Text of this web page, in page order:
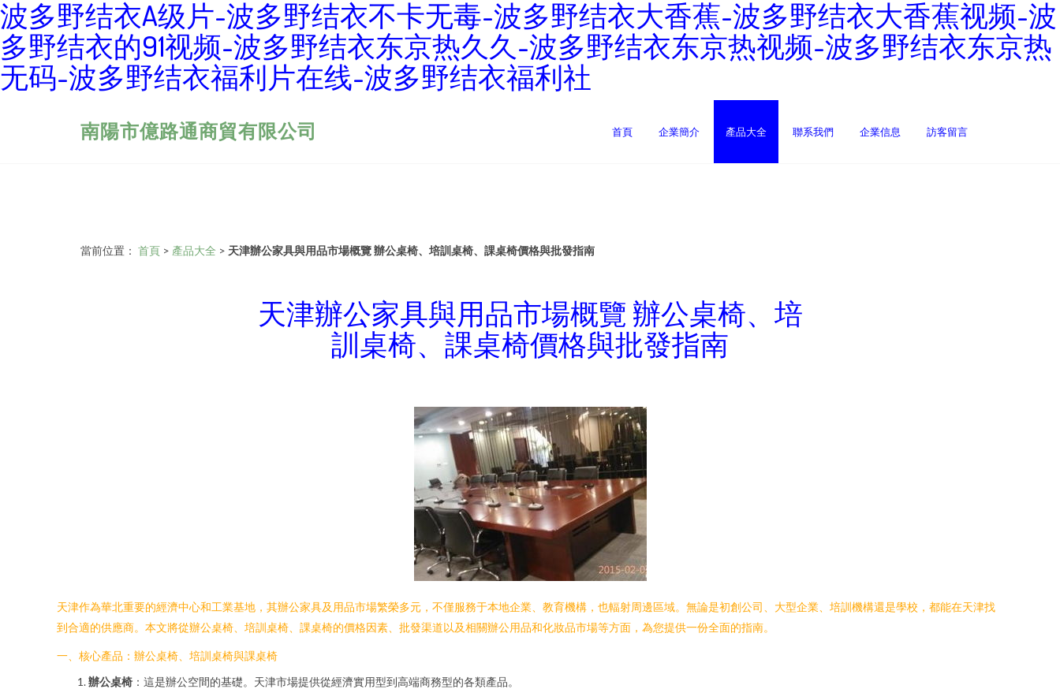
波多野结衣A级片-波多野结衣不卡无毒-波多野结衣大香蕉-波多野结衣大香蕉视频-波
多野结衣的91视频-波多野结衣东京热久久-波多野结衣东京热视频-波多野结衣东京热
无码-波多野结衣福利片在线-波多野结衣福利社
南陽市億路通商貿有限公司 首頁 企業簡介 產品大全 聯系我們 企業信息 訪客留言
當前位置： 首頁 > 產品大全 > 天津辦公家具與用品市場概覽 辦公桌椅、培訓桌椅、課桌椅價格與批發指南
天津辦公家具與用品市場概覽 辦公桌椅、培
訓桌椅、課桌椅價格與批發指南
天津作為華北重要的經濟中心和工業基地，其辦公家具及用品市場繁榮多元，不僅服務于本地企業、教育機構，也輻射周邊區域。無論是初創公司、大型企業、培訓機構還是學校，都能在天津找
到合適的供應商。本文將從辦公桌椅、培訓桌椅、課桌椅的價格因素、批發渠道以及相關辦公用品和化妝品市場等方面，為您提供一份全面的指南。
一、核心產品：辦公桌椅、培訓桌椅與課桌椅
辦公桌椅 ：這是辦公空間的基礎。天津市場提供從經濟實用型到高端商務型的各類產品。